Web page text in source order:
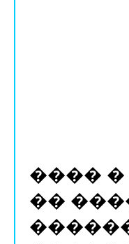
���� �
��